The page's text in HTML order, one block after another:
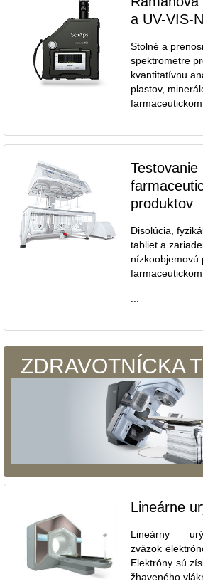
a UV-VIS-
Stolné a
spektrometre
kvantitatívnu
plastov,
Testovanie
produktov
Disolúcia,
tabliet a
nízkoobjemovú
...
ZDRAVOTNÍCKA
Lineárne
Lineárny
zväzok
Elektróny sú
žhaveného